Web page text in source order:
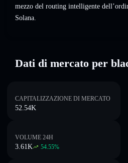
mezzo del routing intelligente
Solana.
Dati di mercato per
CAPITALIZZAZIONE DI MERCATO
52.54K
VOLUME 24H
3.61K 54.55%